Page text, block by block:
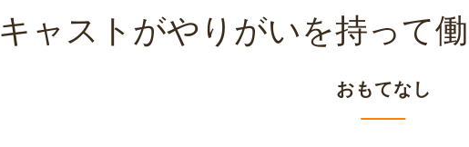
キャストがやりがいを持って
おもてなし